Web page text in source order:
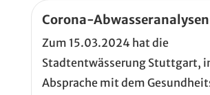
Corona-Abwasseranalysen
Zum 15.03.2024 hat die
Stadtentwässerung Stuttgart,
Absprache mit dem